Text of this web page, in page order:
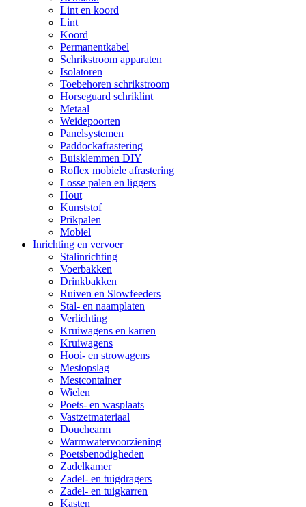
Lint en koord
Lint
Koord
Permanentkabel
Schrikstroom apparaten
Isolatoren
Toebehoren schrikstroom
Horseguard schriklint
Metaal
Weidepoorten
Panelsystemen
Paddockafrastering
Buisklemmen DIY
Roflex mobiele afrastering
Losse palen en liggers
Hout
Kunststof
Prikpalen
Mobiel
Inrichting en vervoer
Stalinrichting
Voerbakken
Drinkbakken
Ruiven en Slowfeeders
Stal- en naamplaten
Verlichting
Kruiwagens en karren
Kruiwagens
Hooi- en strowagens
Mestopslag
Mestcontainer
Wielen
Poets- en wasplaats
Vastzetmateriaal
Douchearm
Warmwatervoorziening
Poetsbenodigheden
Zadelkamer
Zadel- en tuigdragers
Zadel- en tuigkarren
Kasten